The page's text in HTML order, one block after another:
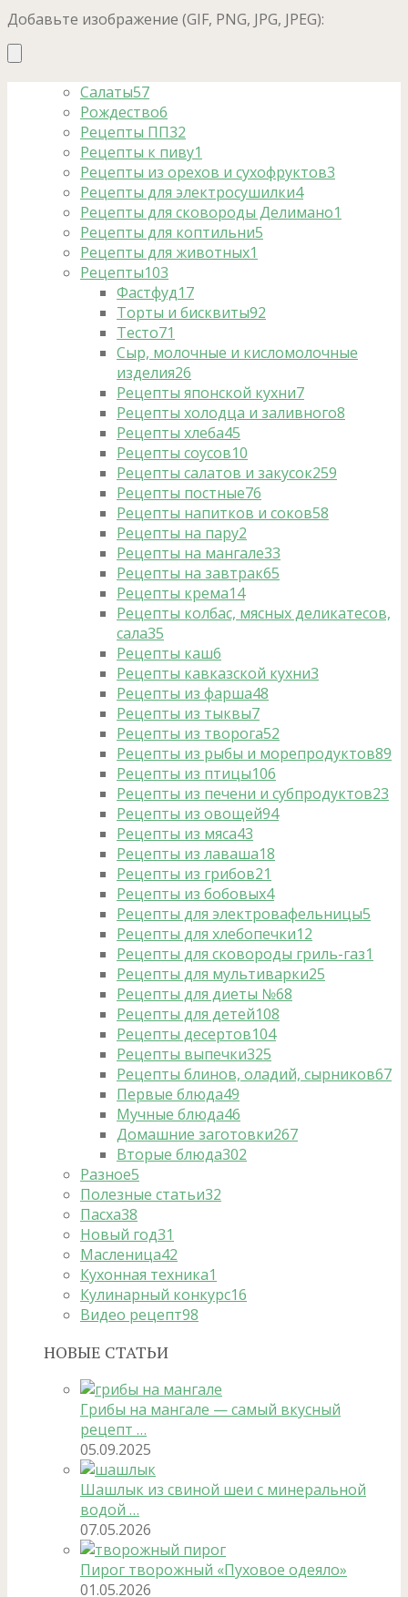
Добавьте изображение (GIF, PNG, JPG, JPEG):
Салаты57
Рождество6
Рецепты ПП32
Рецепты к пиву1
Рецепты из орехов и сухофруктов3
Рецепты для электросушилки4
Рецепты для сковороды Делимано1
Рецепты для коптильни5
Рецепты для животных1
Рецепты103
Фастфуд17
Торты и бисквиты92
Тесто71
Сыр, молочные и кисломолочные
изделия26
Рецепты японской кухни7
Рецепты холодца и заливного8
Рецепты хлеба45
Рецепты соусов10
Рецепты салатов и закусок259
Рецепты постные76
Рецепты напитков и соков58
Рецепты на пару2
Рецепты на мангале33
Рецепты на завтрак65
Рецепты крема14
Рецепты колбас, мясных деликатесов,
сала35
Рецепты каш6
Рецепты кавказской кухни3
Рецепты из фарша48
Рецепты из тыквы7
Рецепты из творога52
Рецепты из рыбы и морепродуктов89
Рецепты из птицы106
Рецепты из печени и субпродуктов23
Рецепты из овощей94
Рецепты из мяса43
Рецепты из лаваша18
Рецепты из грибов21
Рецепты из бобовых4
Рецепты для электровафельницы5
Рецепты для хлебопечки12
Рецепты для сковороды гриль-газ1
Рецепты для мультиварки25
Рецепты для диеты №68
Рецепты для детей108
Рецепты десертов104
Рецепты выпечки325
Рецепты блинов, оладий, сырников67
Первые блюда49
Мучные блюда46
Домашние заготовки267
Вторые блюда302
Разное5
Полезные статьи32
Пасха38
Новый год31
Масленица42
Кухонная техника1
Кулинарный конкурс16
Видео рецепт98
НОВЫЕ СТАТЬИ
Грибы на мангале — самый вкусный
рецепт …
05.09.2025
Шашлык из свиной шеи с минеральной
водой …
07.05.2026
Пирог творожный «Пуховое одеяло»
01.05.2026